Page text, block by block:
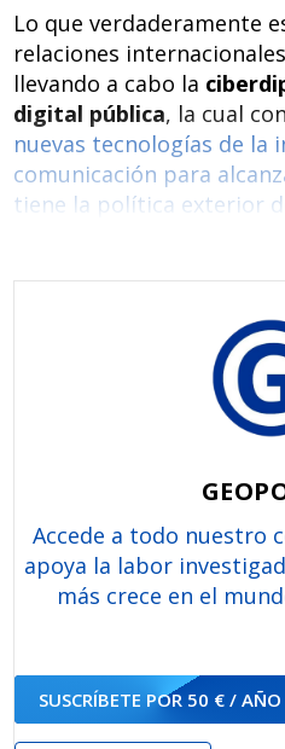
Lo que verdaderamente
relaciones
llevando a cabo la
digital pública, la cual
nuevas tecnologías de la
comunicación para
tiene la política exterior
Accede a todo nuestro
apoya la labor
más crece en el
SUSCRÍBETE POR 50 € / AÑO